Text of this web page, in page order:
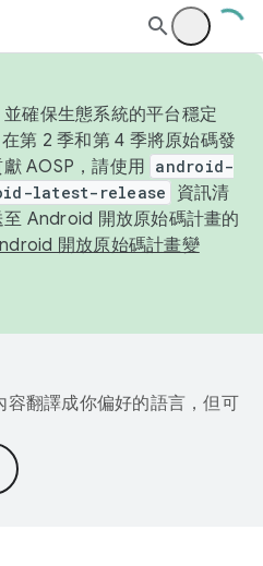
確保生態系統的平台穩定
第 2 季和第 4 季將原始碼發
AOSP，請使用 android-
latest-release
資訊清
Android 開放原始碼計畫的
開放原始碼計畫變
翻譯成你偏好的語言，但可